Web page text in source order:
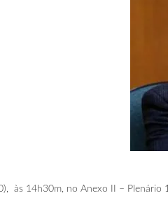
às 14h30m, no Anexo II – Plenário